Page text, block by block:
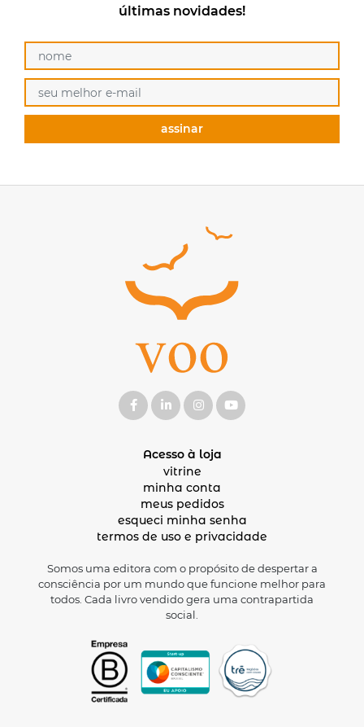
últimas novidades!
Acesso à loja
vitrine
minha conta
meus pedidos
esqueci minha senha
termos de uso e privacidade
Somos uma editora com o propósito de despertar a
consciência por um mundo que funcione melhor para
todos. Cada livro vendido gera uma contrapartida
social.